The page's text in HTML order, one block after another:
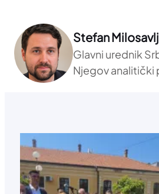
Stefan
Glavni urednik
Njegov analitički